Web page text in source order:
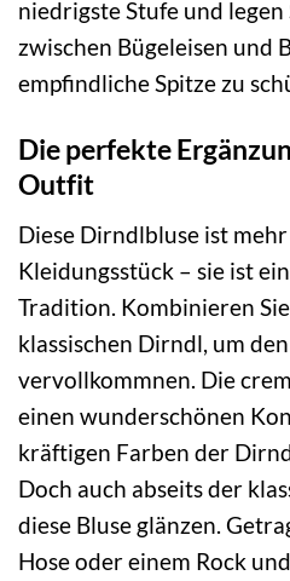
niedrigste Stufe und legen
zwischen Bügeleisen und
empfindliche Spitze zu
Die perfekte
Outfit
Diese Dirndlbluse ist
Kleidungsstück – sie ist
Tradition. Kombinieren
klassischen Dirndl, um
vervollkommnen. Die
einen wunderschönen
kräftigen Farben der
Doch auch abseits der
diese Bluse glänzen.
Hose oder einem Rock